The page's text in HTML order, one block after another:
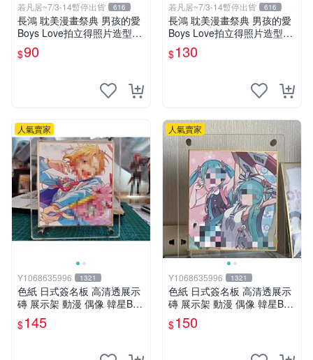
若凡居~7/3-14暫停出貨 616
長鴻 耽美漫畫祭典 男孩的愛
Boys Love拍立得照片造型透
卡 第二彈 不良的津田同學和
輔導老師.增田關係很差
$90
若凡居~7/3-14暫停出貨 616
長鴻 耽美漫畫祭典 男孩的愛
Boys Love拍立得照片造型透
卡 第二彈 超值星期五的sex +
劇毒甜心
$130
人氣賣家
Y1068635996 1321
色紙 日式簽名板 高清透展示
磚 展示架 動漫 偶像 韓星BT
S hololive 小號 凹槽122*137
mm
$145
人氣賣家
Y1068635996 1321
色紙 日式簽名板 高清透展示
磚 展示架 動漫 偶像 韓星BT
S hololive 中號 凹槽150*150
mm
$150